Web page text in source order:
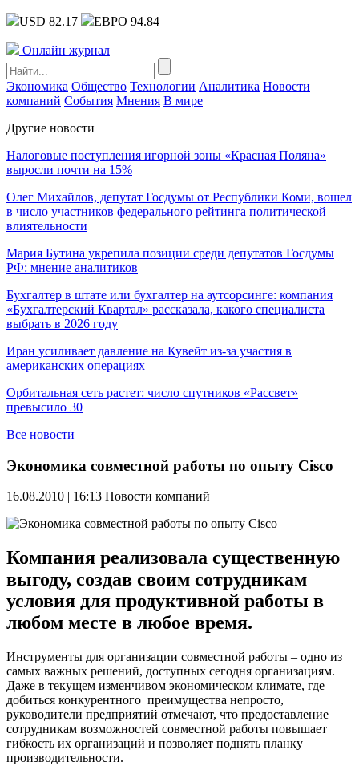
USD 82.17 ЕВРО 94.84
Онлайн журнал
Экономика Общество Технологии Аналитика Новости
компаний События Мнения В мире
Другие новости
Налоговые поступления игорной зоны «Красная Поляна»
выросли почти на 15%
Олег Михайлов, депутат Госдумы от Республики Коми, вошел
в число участников федерального рейтинга политической
влиятельности
Мария Бутина укрепила позиции среди депутатов Госдумы
РФ: мнение аналитиков
Бухгалтер в штате или бухгалтер на аутсорсинге: компания
«Бухгалтерский Квартал» рассказала, какого специалиста
выбрать в 2026 году
Иран усиливает давление на Кувейт из-за участия в
американских операциях
Орбитальная сеть растет: число спутников «Рассвет»
превысило 30
Все новости
Экономика совместной работы по опыту Cisco
16.08.2010 | 16:13 Новости компаний
Компания реализовала существенную
выгоду, создав своим сотрудникам
условия для продуктивной работы в
любом месте в любое время.
Инструменты для организации совместной работы – одно из
самых важных решений, доступных сегодня организациям.
Даже в текущем изменчивом экономическом климате, где
добиться конкурентного преимущества непросто,
руководители предприятий отмечают, что предоставление
сотрудникам возможностей совместной работы повышает
гибкость их организаций и позволяет поднять планку
производительности.